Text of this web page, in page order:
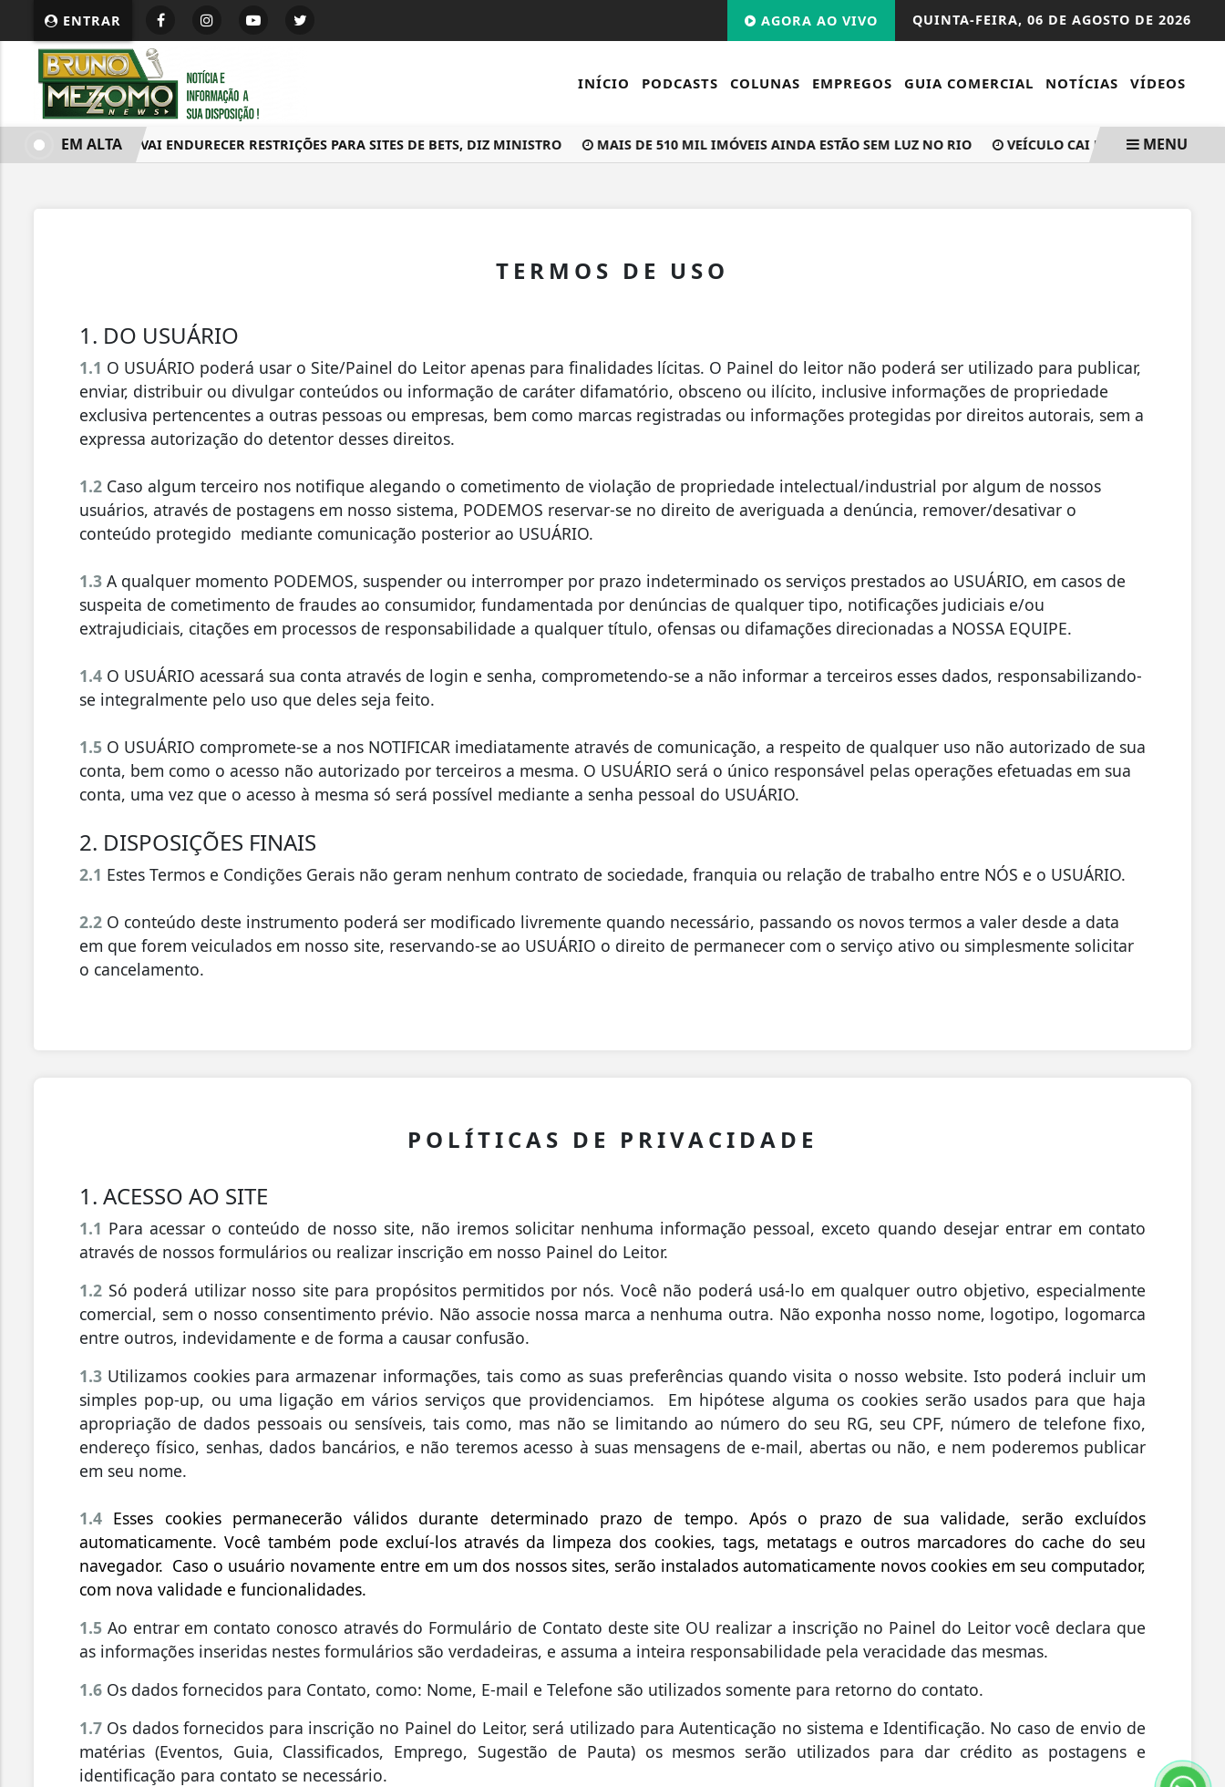
ENTRAR QUINTA-FEIRA, 06 DE AGOSTO DE 2026
AGORA AO VIVO
INÍCIO PODCASTS COLUNAS EMPREGOS GUIA COMERCIAL NOTÍCIAS VÍDEOS
FAZENDA VAI ENDURECER RESTRIÇÕES PARA SITES DE BETS, DIZ MINISTRO MAIS DE 510 MIL IMÓVEIS AINDA ESTÃO SEM LUZ NO RIO VEÍCULO CAI EM BUEIRO APÓS
EM ALTA MENU
TERMOS DE USO
1. DO USUÁRIO
1.1 O USUÁRIO poderá usar o Site/Painel do Leitor apenas para finalidades lícitas. O Painel do leitor não poderá ser utilizado para publicar,
enviar, distribuir ou divulgar conteúdos ou informação de caráter difamatório, obsceno ou ilícito, inclusive informações de propriedade
exclusiva pertencentes a outras pessoas ou empresas, bem como marcas registradas ou informações protegidas por direitos autorais, sem a
expressa autorização do detentor desses direitos.
1.2 Caso algum terceiro nos notifique alegando o cometimento de violação de propriedade intelectual/industrial por algum de nossos
usuários, através de postagens em nosso sistema, PODEMOS reservar-se no direito de averiguada a denúncia, remover/desativar o
conteúdo protegido mediante comunicação posterior ao USUÁRIO.
1.3 A qualquer momento PODEMOS, suspender ou interromper por prazo indeterminado os serviços prestados ao USUÁRIO, em casos de
suspeita de cometimento de fraudes ao consumidor, fundamentada por denúncias de qualquer tipo, notificações judiciais e/ou
extrajudiciais, citações em processos de responsabilidade a qualquer título, ofensas ou difamações direcionadas a NOSSA EQUIPE.
1.4 O USUÁRIO acessará sua conta através de login e senha, comprometendo-se a não informar a terceiros esses dados, responsabilizando-
se integralmente pelo uso que deles seja feito.
1.5 O USUÁRIO compromete-se a nos NOTIFICAR imediatamente através de comunicação, a respeito de qualquer uso não autorizado de sua
conta, bem como o acesso não autorizado por terceiros a mesma. O USUÁRIO será o único responsável pelas operações efetuadas em sua
conta, uma vez que o acesso à mesma só será possível mediante a senha pessoal do USUÁRIO.
2. DISPOSIÇÕES FINAIS
2.1 Estes Termos e Condições Gerais não geram nenhum contrato de sociedade, franquia ou relação de trabalho entre NÓS e o USUÁRIO.
2.2 O conteúdo deste instrumento poderá ser modificado livremente quando necessário, passando os novos termos a valer desde a data
em que forem veiculados em nosso site, reservando-se ao USUÁRIO o direito de permanecer com o serviço ativo ou simplesmente solicitar
o cancelamento.
POLÍTICAS DE PRIVACIDADE
1. ACESSO AO SITE
1.1 Para acessar o conteúdo de nosso site, não iremos solicitar nenhuma informação pessoal, exceto quando desejar entrar em contato
através de nossos formulários ou realizar inscrição em nosso Painel do Leitor.
1.2 Só poderá utilizar nosso site para propósitos permitidos por nós. Você não poderá usá-lo em qualquer outro objetivo, especialmente
comercial, sem o nosso consentimento prévio. Não associe nossa marca a nenhuma outra. Não exponha nosso nome, logotipo, logomarca
entre outros, indevidamente e de forma a causar confusão.
1.3 Utilizamos cookies para armazenar informações, tais como as suas preferências quando visita o nosso website. Isto poderá incluir um
simples pop-up, ou uma ligação em vários serviços que providenciamos. Em hipótese alguma os cookies serão usados para que haja
apropriação de dados pessoais ou sensíveis, tais como, mas não se limitando ao número do seu RG, seu CPF, número de telefone fixo,
endereço físico, senhas, dados bancários, e não teremos acesso à suas mensagens de e-mail, abertas ou não, e nem poderemos publicar
em seu nome.
1.4 Esses cookies permanecerão válidos durante determinado prazo de tempo. Após o prazo de sua validade, serão excluídos
automaticamente. Você também pode excluí-los através da limpeza dos cookies, tags, metatags e outros marcadores do cache do seu
navegador. Caso o usuário novamente entre em um dos nossos sites, serão instalados automaticamente novos cookies em seu computador,
com nova validade e funcionalidades.
1.5 Ao entrar em contato conosco através do Formulário de Contato deste site OU realizar a inscrição no Painel do Leitor você declara que
as informações inseridas nestes formulários são verdadeiras, e assuma a inteira responsabilidade pela veracidade das mesmas.
1.6 Os dados fornecidos para Contato, como: Nome, E-mail e Telefone são utilizados somente para retorno do contato.
1.7 Os dados fornecidos para inscrição no Painel do Leitor, será utilizado para Autenticação no sistema e Identificação. No caso de envio de
matérias (Eventos, Guia, Classificados, Emprego, Sugestão de Pauta) os mesmos serão utilizados para dar crédito as postagens e
identificação para contato se necessário.